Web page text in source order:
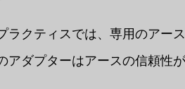
ラクティスでは、専用のアー
アダプターはアースの信頼性